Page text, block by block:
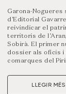
Garona-Nogueres
d’Editorial
reivindicar el
territoris de
Sobirà. El primer
dossier als oficis i
comarques del
mirada enrere i
frontera, elsLLEGIR MÉS